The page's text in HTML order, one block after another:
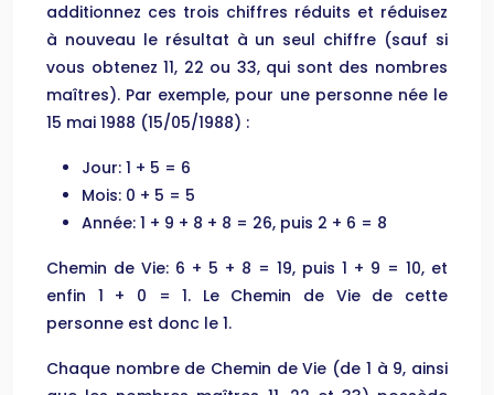
additionnez ces trois chiffres réduits et réduisez
à nouveau le résultat à un seul chiffre (sauf si
vous obtenez 11, 22 ou 33, qui sont des nombres
maîtres). Par exemple, pour une personne née le
15 mai 1988 (15/05/1988) :
Jour: 1 + 5 = 6
Mois: 0 + 5 = 5
Année: 1 + 9 + 8 + 8 = 26, puis 2 + 6 = 8
Chemin de Vie: 6 + 5 + 8 = 19, puis 1 + 9 = 10, et
enfin 1 + 0 = 1. Le Chemin de Vie de cette
personne est donc le 1.
Chaque nombre de Chemin de Vie (de 1 à 9, ainsi